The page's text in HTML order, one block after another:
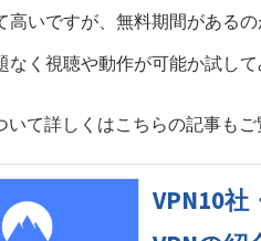
高いですが、無料期間がある
なく視聴や動作が可能か試して
いて詳しくはこちらの記事もご
VPN10